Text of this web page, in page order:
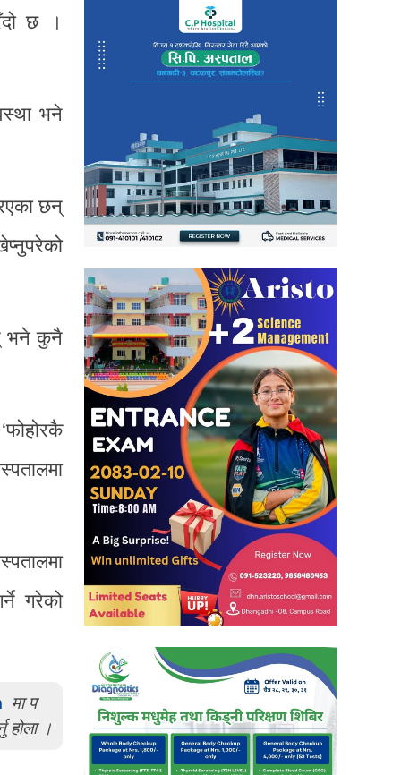
छ ।
भने
छन्
भने कुनै
गरेको
मा प
होला ।